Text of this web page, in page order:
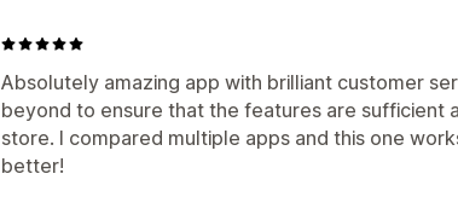
Absolutely amazing app with brilliant customer
beyond to ensure that the features are sufficient
store. I compared multiple apps and this one
better!